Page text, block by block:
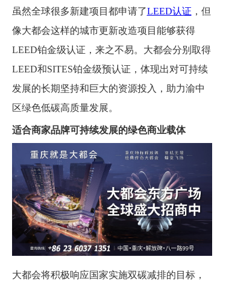
虽然全球很多新建项目都申请了LEED认证 ，但
像大都会这样的城市更新改造项目能够获得
LEED铂金级认证，来之不易。大都会分别取得
LEED和SITES铂金级预认证，体现出对可持续
发展的长期坚持和巨大的资源投入，助力渝中
区绿色低碳高质量发展。
适合商家品牌可持续发展的绿色商业载体
大都会将积极响应国家实施双碳减排的目标，